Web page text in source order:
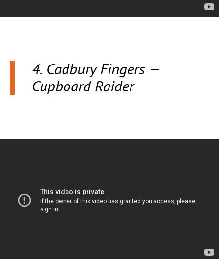
4. Cadbury Fingers —
Cupboard Raider